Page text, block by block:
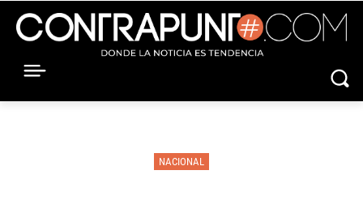
NACIONAL